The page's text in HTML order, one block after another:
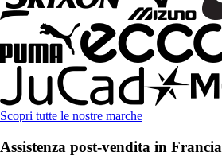
Scopri tutte le nostre marche
Assistenza post-vendita in Francia